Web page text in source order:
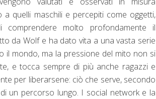
a quelli maschili e percepiti come oggetti,
comprendere molto profondamente il
da Wolf e ha dato vita a una vasta serie
il mondo, ma la pressione del mito non si
e tocca sempre di più anche ragazzi e
per liberarsene: ciò che serve, secondo
un percorso lungo. I social network e la